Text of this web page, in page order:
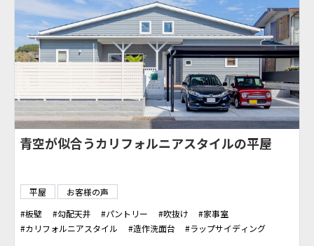
青空が似合うカリフォルニアスタイルの平屋
平屋
お客様の声
板壁
勾配天井 パントリー 吹抜け
家事室
カリフォルニアスタイル
造作洗面台
ラップサイディング